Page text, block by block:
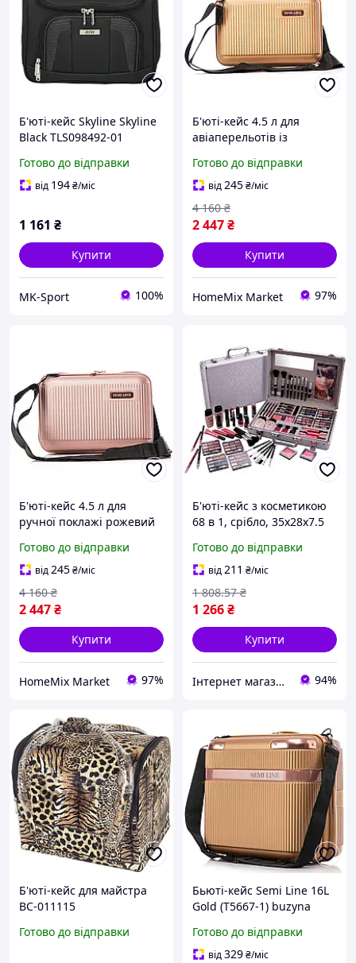
Б'юті-кейс Skyline Skyline
Black TLS098492-01
Готово до відправки
від 194₴/міс
1 161 ₴
Купити
MK-Sport 100%
Б'юті-кейс 4.5 л для
авіаперельотів із
Semi Line HM-9641
Готово до відправки
від245₴/міс
2 447₴
4 160 ₴
Купити
HomeMix Market 97%
Б'юті-кейс 4.5 л для
ручної поклажі рожевий
Готово до відправки
від245₴/міс
2 447₴
4 160 ₴
Купити
HomeMix Market 97%
Б'юті-кейс з косметикою
68 в 1, срібло, 35х28х7.5
Готово до відправки
від211 ₴/міс
1 266₴
1 808.57 ₴
Купити
Інтернет магазин Сенс 94%
Б'юті-кейс для майстра
BC-011115
Готово до відправки
Бьюті-кейс Semi Line 16L
Gold (T5667-1) buzyna
Готово до відправки
від329₴/міс